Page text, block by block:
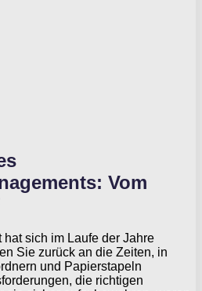
Vom
sich im Laufe der Jahre
Sie zurück an die Zeiten, in
und Papierstapeln
die richtigen